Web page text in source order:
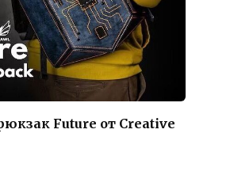
Future от Creative